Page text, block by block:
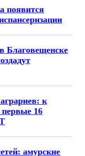
появится
Благовещенске
к
первые 16
амурские